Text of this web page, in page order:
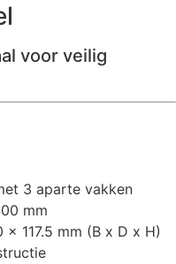
voor veilig
3 aparte vakken
mm
117.5 mm (B x D x H)